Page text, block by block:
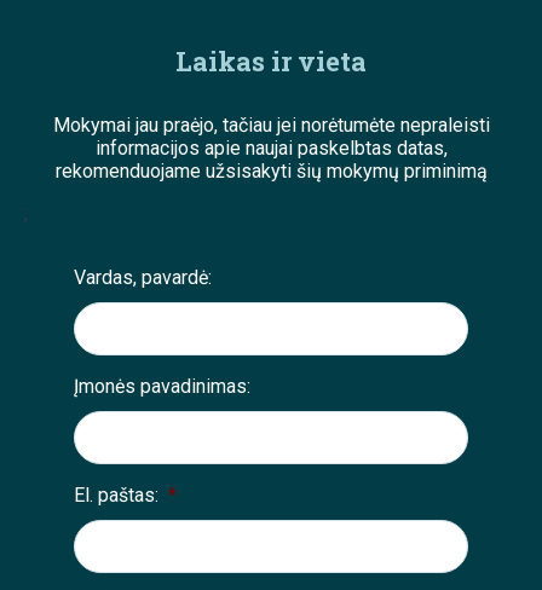
Laikas ir vieta
Mokymai jau praėjo, tačiau jei norėtumėte nepraleisti
informacijos apie naujai paskelbtas datas,
rekomenduojame užsisakyti šių mokymų priminimą
;
Vardas, pavardė:
Įmonės pavadinimas:
El. paštas: *